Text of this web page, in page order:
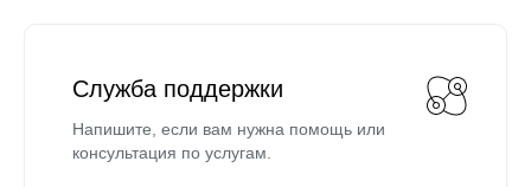
Служба поддержки
Напишите, если вам нужна помощь или
консультация по услугам.